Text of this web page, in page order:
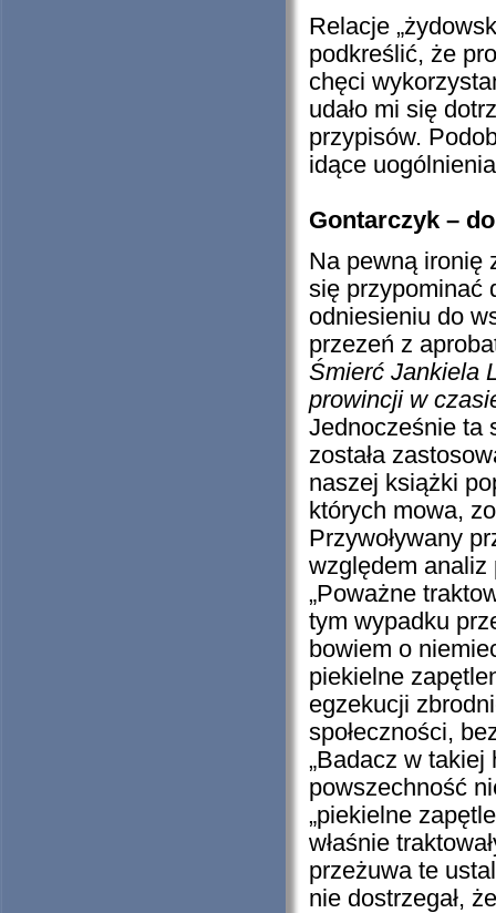
Relacje
podkreślić, że
chęci
udało mi się
przypisów.
idące
Gontarczyk –
Na pewną ironię
się przypominać
odniesieniu do
przezeń z
Śmierć Jankiela
prowincji w
Jednocześnie ta
została
naszej książki
których mowa,
Przywoływany
względem
„Poważne
tym wypadku
bowiem o
piekielne
egzekucji
społeczności,
„Badacz w takiej
powszechność
„piekielne
właśnie
przeżuwa te
nie dostrzegał,